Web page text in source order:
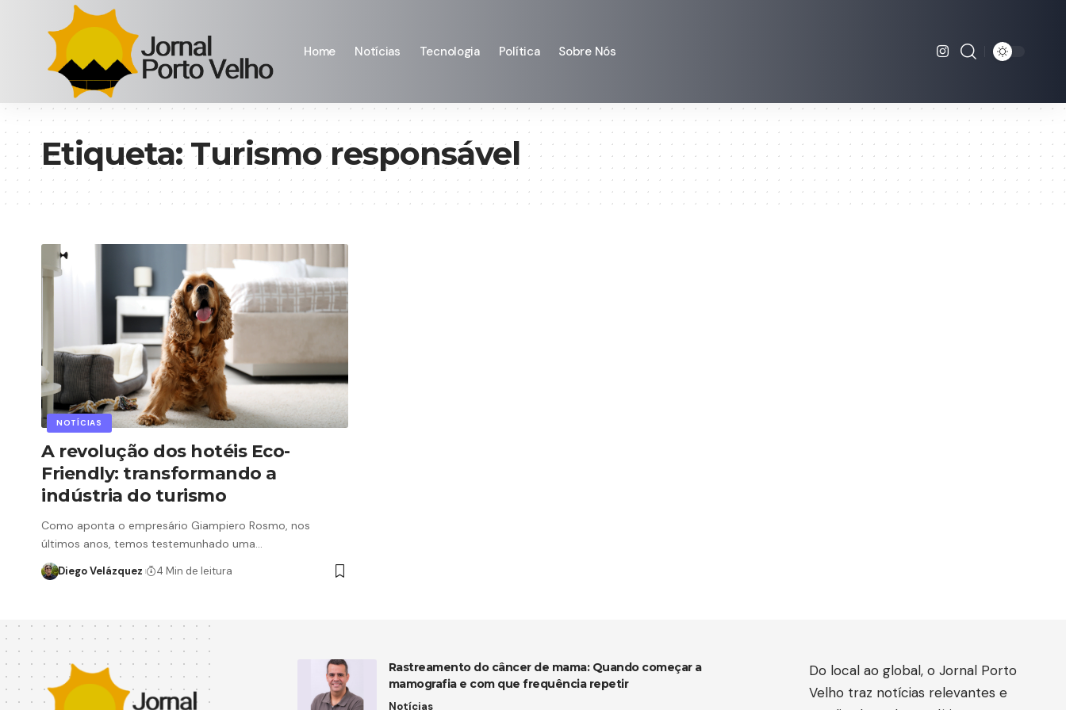
Home Notícias Tecnologia Política Sobre Nós
Etiqueta:Turismo responsável
NOTÍCIAS
A revolução dos hotéis Eco-
Friendly: transformando a
indústria do turismo
Como aponta o empresário Giampiero Rosmo, nos
últimos anos, temos testemunhado uma…
Diego Velázquez 4 Min de leitura
Rastreamento do câncer de mama: Quando começar a
mamografia e com que frequência repetir
Notícias
Do local ao global, o Jornal Porto
Velho traz notícias relevantes e